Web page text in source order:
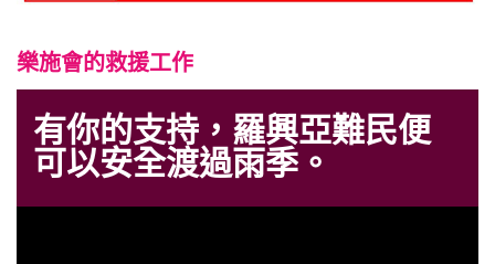
樂施會的救援工作
有你的支持，羅興亞難民便
可以安全渡過雨季。